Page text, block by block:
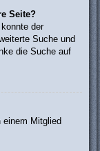
Seite?
der
Suche und
die Suche auf
einem Mitglied